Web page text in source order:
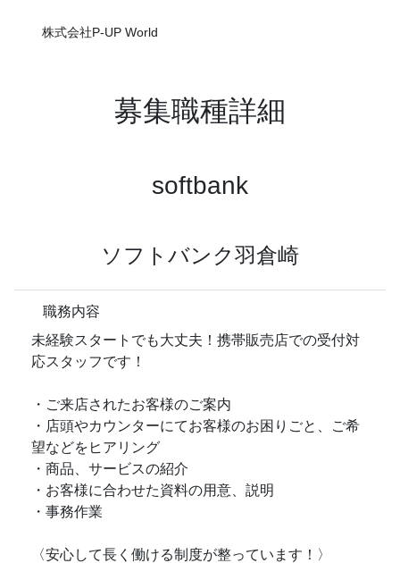
株式会社P-UP World
募集職種詳細
softbank
ソフトバンク羽倉崎
職務内容
未経験スタートでも大丈夫！携帯販売店での受付対
応スタッフです！
・ご来店されたお客様のご案内
・店頭やカウンターにてお客様のお困りごと、ご希
望などをヒアリング
・商品、サービスの紹介
・お客様に合わせた資料の用意、説明
・事務作業
〈安心して長く働ける制度が整っています！〉